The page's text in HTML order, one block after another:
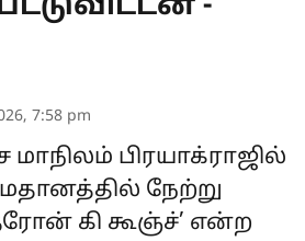
7:58 pm
மாநிலம் பிரயாக்ராஜில்
நேற்று
கி கூஞ்ச்’ என்ற